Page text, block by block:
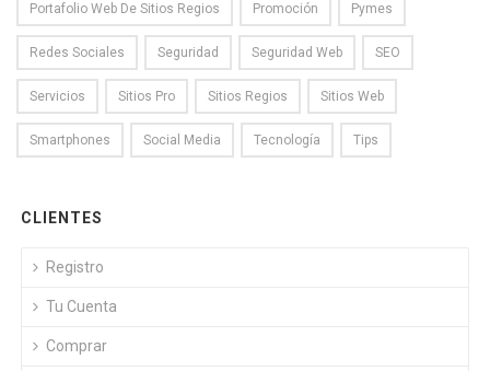
Portafolio Web De Sitios Regios Promoción Pymes
Redes Sociales Seguridad Seguridad Web SEO
Servicios Sitios Pro Sitios Regios Sitios Web
Smartphones Social Media Tecnología Tips
CLIENTES
Registro
Tu Cuenta
Comprar